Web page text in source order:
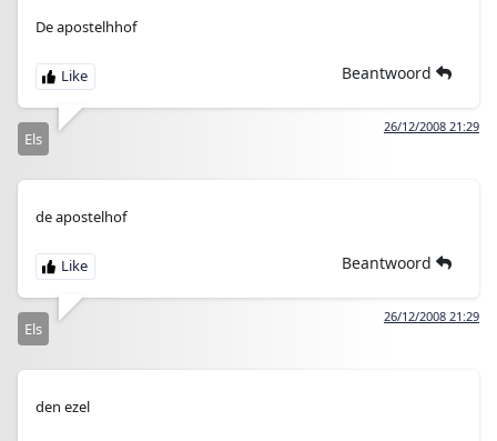
De apostelhhof
Beantwoord
26/12/2008 21:29
Els
de apostelhof
Beantwoord
26/12/2008 21:29
Els
den ezel